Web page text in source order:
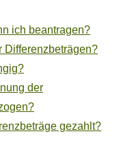
ich beantragen?
Differenzbeträgen?
der
gezahlt?